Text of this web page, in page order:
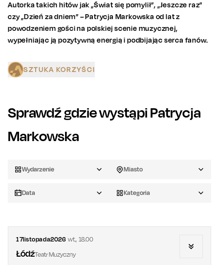
Autorka takich hitów jak „Świat się pomylił”, „Jeszcze raz”
czy „Dzień za dniem” – Patrycja Markowska od lat z
powodzeniem gości na polskiej scenie muzycznej,
wypełniając ją pozytywną energią i podbijając serca fanów.
SZTUKA KORZYŚCI
Sprawdź gdzie wystąpi Patrycja
Markowska
Wydarzenie Miasto
Data Kategoria
17listopada2026 wt.,18.00
ŁódźTeatr Muzyczny